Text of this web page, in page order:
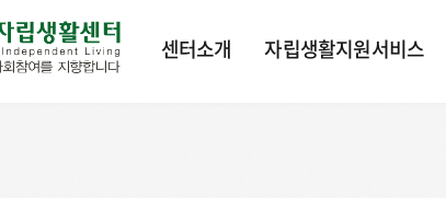
센터소개 자립생활지원서비스